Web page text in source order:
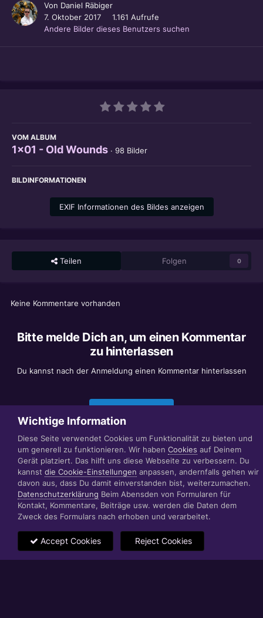
Von Daniel Räbiger
7. Oktober 2017
1.161 Aufrufe
Andere Bilder dieses Benutzers suchen
VOM ALBUM
1x01 - Old Wounds · 98 Bilder
BILDINFORMATIONEN
EXIF Informationen des Bildes anzeigen
Teilen Folgen 0
Keine Kommentare vorhanden
Bitte melde Dich an, um einen Kommentar
zu hinterlassen
Du kannst nach der Anmeldung einen Kommentar hinterlassen
Datenschutzerklärung Impressum
© 1999 - 2022 RÄBIGER IT|WEB|VIDEO|CONSULTING
www.raebiger.pro
Powered by Invision Community
Wichtige Information
Diese Seite verwendet Cookies um Funktionalität zu bieten und
um generell zu funktionieren. Wir haben Cookies auf Deinem
Gerät platziert. Das hilft uns diese Webseite zu verbessern. Du
kannst die Cookie-Einstellungen anpassen, andernfalls gehen wir
davon aus, dass Du damit einverstanden bist, weiterzumachen.
Datenschutzerklärung Beim Abensden von Formularen für
Kontakt, Kommentare, Beiträge usw. werden die Daten dem
Zweck des Formulars nach erhoben und verarbeitet.
Accept Cookies Reject Cookies